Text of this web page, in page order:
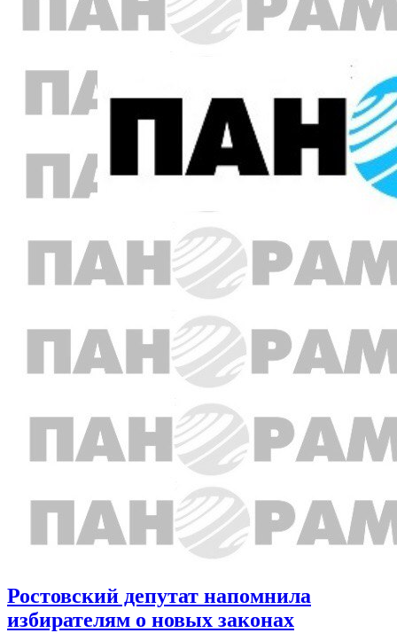
Ростовский депутат напомнила
избирателям о новых законах